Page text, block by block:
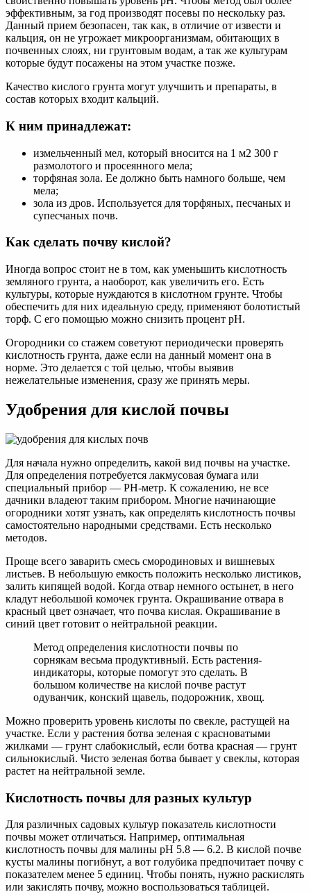
эффективным, за год производят посевы по нескольку раз.
Данный прием безопасен, так как, в отличие от извести и
кальция, он не угрожает микроорганизмам, обитающих в
почвенных слоях, ни грунтовым водам, а так же культурам
которые будут посажены на этом участке позже.
Качество кислого грунта могут улучшить и препараты, в
состав которых входит кальций.
К ним принадлежат:
измельченный мел, который вносится на 1 м2 300 г
размолотого и просеянного мела;
торфяная зола. Ее должно быть намного больше, чем
мела;
зола из дров. Используется для торфяных, песчаных и
супесчаных почв.
Как сделать почву кислой?
Иногда вопрос стоит не в том, как уменьшить кислотность
земляного грунта, а наоборот, как увеличить его. Есть
культуры, которые нуждаются в кислотном грунте. Чтобы
обеспечить для них идеальную среду, применяют болотистый
торф. С его помощью можно снизить процент рН.
Огородники со стажем советуют периодически проверять
кислотность грунта, даже если на данный момент она в
норме. Это делается с той целью, чтобы выявив
нежелательные изменения, сразу же принять меры.
Удобрения для кислой почвы
Для начала нужно определить, какой вид почвы на участке.
Для определения потребуется лакмусовая бумага или
специальный прибор — PH-метр. К сожалению, не все
дачники владеют таким прибором. Многие начинающие
огородники хотят узнать, как определять кислотность почвы
самостоятельно народными средствами. Есть несколько
методов.
Проще всего заварить смесь смородиновых и вишневых
листьев. В небольшую емкость положить несколько листиков,
залить кипящей водой. Когда отвар немного остынет, в него
кладут небольшой комочек грунта. Окрашивание отвара в
красный цвет означает, что почва кислая. Окрашивание в
синий цвет готовит о нейтральной реакции.
Метод определения кислотности почвы по
сорнякам весьма продуктивный. Есть растения-
индикаторы, которые помогут это сделать. В
большом количестве на кислой почве растут
одуванчик, конский щавель, подорожник, хвощ.
Можно проверить уровень кислоты по свекле, растущей на
участке. Если у растения ботва зеленая с красноватыми
жилками — грунт слабокислый, если ботва красная — грунт
сильнокислый. Чисто зеленая ботва бывает у свеклы, которая
растет на нейтральной земле.
Кислотность почвы для разных культур
Для различных садовых культур показатель кислотности
почвы может отличаться. Например, оптимальная
кислотность почвы для малины pH 5.8 — 6.2. В кислой почве
кусты малины погибнут, а вот голубика предпочитает почву с
показателем менее 5 единиц. Чтобы понять, нужно раскислять
или закислять почву, можно воспользоваться таблицей.